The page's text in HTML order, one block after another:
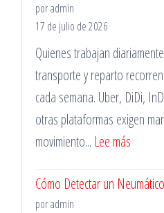
Mantener
un
Vehículo
en
Buen
Estado
en
Viaje
por admin
17 de julio de 2026
Quienes trabajan
transporte y reparto
cada semana. Uber, DiDi,
otras plataformas exigen
movimiento... Lee más
de
Cómo Detectar un
por admin